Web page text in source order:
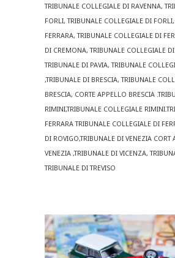
TRIBUNALE COLLEGIALE DI RAVENNA,
FORLI, TRIBUNALE COLLEGIALE DI
FERRARA, TRIBUNALE COLLEGIALE DI
DI CREMONA, TRIBUNALE COLLEGIALE
TRIBUNALE DI PAVIA, TRIBUNALE
,TRIBUNALE DI BRESCIA, TRIBUNALE
BRESCIA, CORTE APPELLO BRESCIA
RIMINI,TRIBUNALE COLLEGIALE
FERRARA TRIBUNALE COLLEGIALE DI
DI ROVIGO,TRIBUNALE DI VENEZIA CORT
VENEZIA ,TRIBUNALE DI VICENZA,
TRIBUNALE DI TREVISO